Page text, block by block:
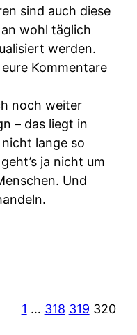
sind auch diese
wohl täglich
werden.
Kommentare
noch weiter
– das liegt in
lange so
ja nicht um
Und
1 … 318 319 320